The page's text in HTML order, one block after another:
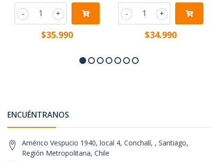
+
-
$35.990
+
-
$34.990
ENCUÉNTRANOS
Américo Vespucio 1940, local 4, Conchalí, , Santiago,
Región Metropolitana, Chile